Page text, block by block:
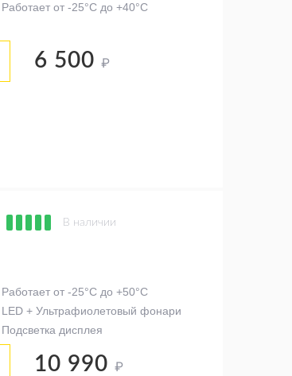
Работает от -25°C до +40°C
6 500 ₽
В наличии
Работает от -25°C до +50°C
LED + Ультрафиолетовый фонари
Подсветка дисплея
10 990 ₽